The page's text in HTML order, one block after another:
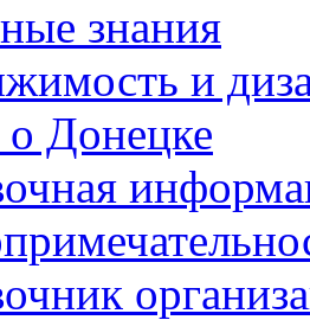
знания
и
Донецке